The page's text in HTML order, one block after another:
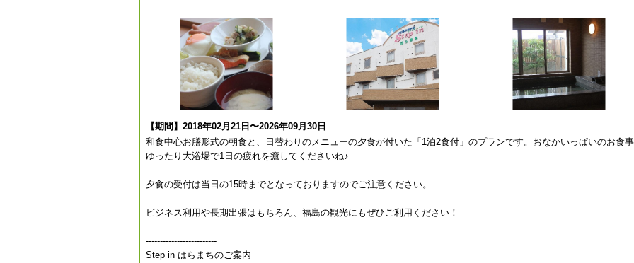
【期間】2018年02月21日〜2026年09月30日
和食中心お膳形式の朝食と、日替わりのメニューの夕食が付いた「1泊2食付」のプランです。おなかいっぱいのお食
ゆったり大浴場で1日の疲れを癒してくださいね♪
夕食の受付は当日の15時までとなっておりますのでご注意ください。
ビジネス利用や長期出張はもちろん、福島の観光にもぜひご利用ください！
-------------------------
Step in はらまちのご案内